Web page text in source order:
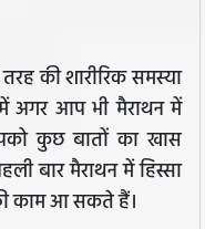
की शारीरिक समस्या
अगर आप भी मैराथन में
कुछ बातों का खास
बार मैराथन में हिस्सा
काम आ सकते हैं।